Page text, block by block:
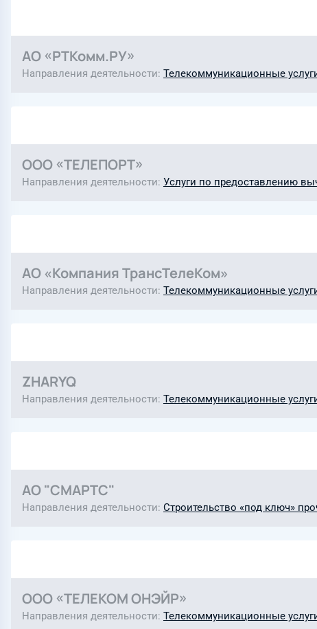
АО «РТКомм.РУ»
Направления деятельности Телекоммуникационные
ООО «ТЕЛЕПОРТ»
Направления деятельности Услуги по предоставлению
АО «Компания ТрансТелеКом»
Направления деятельности Телекоммуникационные
ZHARYQ
Направления деятельности Телекоммуникационные
АО "СМАРТС"
Направления деятельности Строительство «под ключ»
ООО «ТЕЛЕКОМ ОНЭЙР»
Направления деятельности Телекоммуникационные